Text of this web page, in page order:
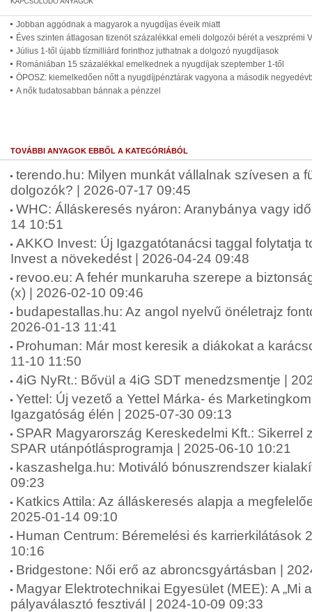
Jobban aggódnak a magyarok a nyugdíjas éveik miatt
Éves szinten átlagosan tizenöt százalékkal emeli dolgozói bérét a veszprémi
Július 1-től újabb tízmilliárd forinthoz juthatnak a dolgozó nyugdíjasok
Romániában 15 százalékkal emelkednek a nyugdíjak szeptember 1-től
ÖPOSZ: kiemelkedően nőtt a nyugdíjpénztárak vagyona a második
A nők tudatosabban bánnak a pénzzel
TOVÁBBI ANYAGOK EBBŐL A KATEGÓRIÁBÓL
terendo.hu: Milyen munkát vállalnak szívesen a
dolgozók? | 2026-07-17 09:45
WHC: Álláskeresés nyáron: Aranybánya vagy
14 10:51
AKKO Invest: Új Igazgatótanácsi taggal folytatja
Invest a növekedést | 2026-04-24 09:48
revoo.eu: A fehér munkaruha szerepe a
(x) | 2026-02-10 09:46
budapestallas.hu: Az angol nyelvű önéletrajz
2026-01-13 11:41
Prohuman: Már most keresik a diákokat a
11-10 11:50
4iG NyRt.: Bővül a 4iG SDT menedzsmentje |
Yettel: Új vezető a Yettel Márka- és
Igazgatóság élén | 2025-07-30 09:13
SPAR Magyarország Kereskedelmi Kft.: Sikerrel
SPAR utánpótlásprogramja | 2025-06-10 10:21
kaszashelga.hu: Motiváló bónuszrendszer
09:23
Katkics Attila: Az álláskeresés alapja a
2025-01-14 09:10
Human Centrum: Béremelési és karrierkilátások
10:16
Bridgestone: Női erő az abroncsgyártásban |
Magyar Elektrotechnikai Egyesület (MEE): A „Mi
pályaválasztó fesztivál | 2024-10-09 09:33